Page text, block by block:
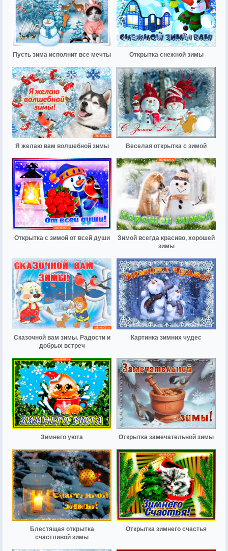
Пусть зима исполнит все мечты Открытка снежной зимы
Я желаю вам волшебной зимы Веселая открытка с зимой
Открытка с зимой от всей души
Зимой всегда красиво, хорошей
зимы
Сказочной вам зимы. Радости и
добрых встреч
Картинка зимних чудес
Зимнего уюта Открытка замечательной зимы
Блестящая открытка
счастливой зимы
Открытка зимнего счастья